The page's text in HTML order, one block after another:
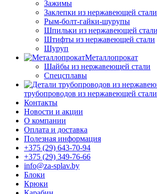
Зажимы
Заклепки из нержавеющей стали
Рым-болт-гайки-шурупы
Шпильки из нержавеющей стали
Штифты из нержавеющей стали
Шуруп
Металлопрокат
Шайбы из нержавеющей стали
Спецсплавы
трубопроводов из нержавеющей стали
Контакты
Новости и акции
О компании
Оплата и доставка
Полезная информация
+375 (29) 643-70-94
+375 (29) 349-76-66
info@za-splav.by
Блоки
Крюки